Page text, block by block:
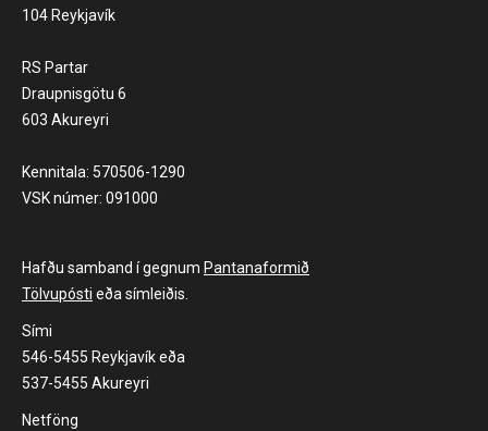
104 Reykjavík
RS Partar
Draupnisgötu 6
603 Akureyri
Kennitala: 570506-1290
VSK númer: 091000
Hafðu samband í gegnum Pantanaformið
Tölvupósti eða símleiðis.
Sími
546-5455 Reykjavík eða
537-5455 Akureyri
Netföng